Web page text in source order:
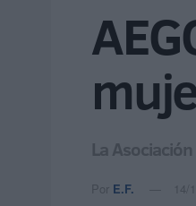
La
Por E.F.